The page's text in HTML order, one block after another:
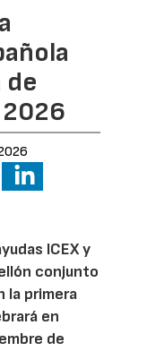
de
ICEX y
conjunto
la primera
en
de